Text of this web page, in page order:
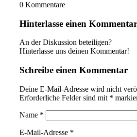
0 Kommentare
Hinterlasse einen Kommentar
An der Diskussion beteiligen?
Hinterlasse uns deinen Kommentar!
Schreibe einen Kommentar
Deine E-Mail-Adresse wird nicht
Erforderliche Felder sind mit *
Name *
E-Mail-Adresse *